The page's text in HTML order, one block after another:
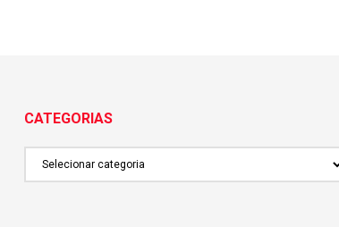
CATEGORIAS
CATEGORIAS